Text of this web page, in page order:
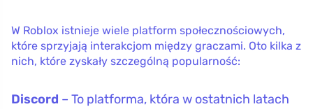
W Roblox istnieje wiele platform społecznościowych,
które sprzyjają interakcjom między graczami. Oto kilka z
nich, które zyskały szczególną popularność:
Discord – To platforma, która w ostatnich latach